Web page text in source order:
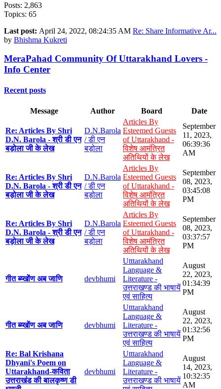
Posts: 2,863
Topics: 65
Last post: April 24, 2022, 08:24:35 AM Re: Share Informative Ar...
by Bhishma Kukreti
MeraPahad Community Of Uttarakhand Lovers -
Info Center
Recent posts
Message Author Board Date
Re: Articles By Shri
D.N. Barola - श्री डी एन
बड़ोला जी के लेख
D.N.Barola
/ डी एन
बड़ोला
Articles By
Esteemed Guests
of Uttarakhand -
विशेष आमंत्रित
अतिथियों के लेख
September
11, 2023,
06:39:36
AM
Re: Articles By Shri
D.N. Barola - श्री डी एन
बड़ोला जी के लेख
D.N.Barola
/ डी एन
बड़ोला
Articles By
Esteemed Guests
of Uttarakhand -
विशेष आमंत्रित
अतिथियों के लेख
September
08, 2023,
03:45:08
PM
Re: Articles By Shri
D.N. Barola - श्री डी एन
बड़ोला जी के लेख
D.N.Barola
/ डी एन
बड़ोला
Articles By
Esteemed Guests
of Uttarakhand -
विशेष आमंत्रित
अतिथियों के लेख
September
08, 2023,
03:37:57
PM
गीत ब्य्खोंण अब जाणि devbhumi
Utttarakhand
Language &
Literature -
उत्तराखण्ड की भाषायें
एवं साहित्य
August
22, 2023,
01:34:39
PM
गीत ब्य्खोंण अब जाणि devbhumi
Utttarakhand
Language &
Literature -
उत्तराखण्ड की भाषायें
एवं साहित्य
August
22, 2023,
01:32:56
PM
Re: Bal Krishana
Dhyani's Poem on
Uttarakhand-कविता
उत्तराखंड की बालकृष्ण डी
devbhumi
Utttarakhand
Language &
Literature -
उत्तराखण्ड की भाषायें
August
14, 2023,
10:32:35
AM